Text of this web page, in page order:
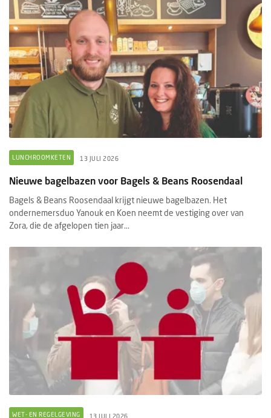
LUNCHROOMKETEN 13 JULI 2026
Nieuwe bagelbazen voor Bagels & Beans Roosendaal
Bagels & Beans Roosendaal krijgt nieuwe bagelbazen. Het
ondernemersduo Yanouk en Koen neemt de vestiging over van
Zora, die de afgelopen tien jaar...
WET- EN REGELGEVING 13 JULI 2026